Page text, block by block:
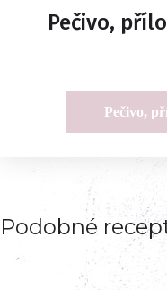
Pečivo,
Pečivo,
Podobné